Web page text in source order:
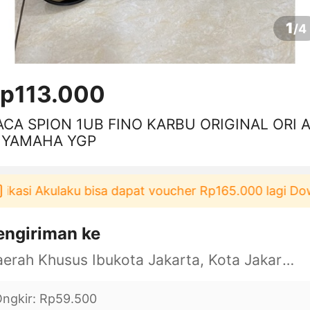
1/4
SPION 1UB FINO KARBU ORIGINAL ORI
YGP
Akulaku bisa dapat voucher Rp165.000 lagi
ke
Daerah Khusus Ibukota Jakarta, Kota Jakarta Barat, Cengkareng, yy
: Rp59.500